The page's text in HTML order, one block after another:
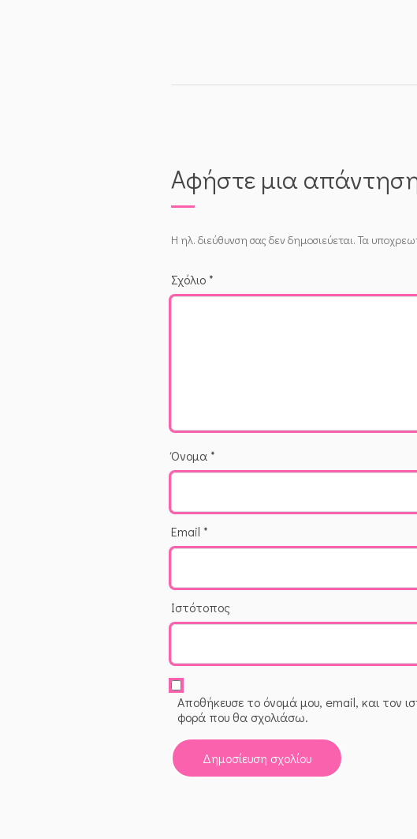
Αφήστε μια
Η ηλ. διεύθυνση σας δεν δημοσιεύεται. Τα
Σχόλιο*
Όνομα*
Email *
Ιστότοπος
Αποθήκευσε το όνομά μου, email, και τον
φορά που θα σχολιάσω.